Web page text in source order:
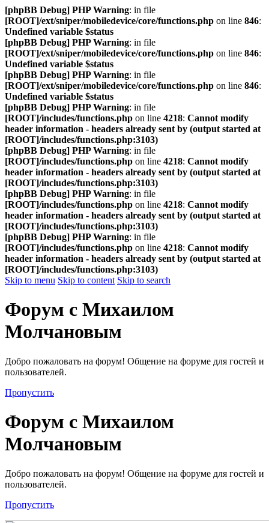
[phpBB Debug] PHP Warning: in file
[ROOT]/ext/sniper/mobiledevice/core/functions.php on line 846:
Undefined variable $status
[phpBB Debug] PHP Warning: in file
[ROOT]/ext/sniper/mobiledevice/core/functions.php on line 846:
Undefined variable $status
[phpBB Debug] PHP Warning: in file
[ROOT]/ext/sniper/mobiledevice/core/functions.php on line 846:
Undefined variable $status
[phpBB Debug] PHP Warning: in file
[ROOT]/includes/functions.php on line 4218: Cannot modify
header information - headers already sent by (output started at
[ROOT]/includes/functions.php:3103)
[phpBB Debug] PHP Warning: in file
[ROOT]/includes/functions.php on line 4218: Cannot modify
header information - headers already sent by (output started at
[ROOT]/includes/functions.php:3103)
[phpBB Debug] PHP Warning: in file
[ROOT]/includes/functions.php on line 4218: Cannot modify
header information - headers already sent by (output started at
[ROOT]/includes/functions.php:3103)
[phpBB Debug] PHP Warning: in file
[ROOT]/includes/functions.php on line 4218: Cannot modify
header information - headers already sent by (output started at
[ROOT]/includes/functions.php:3103)
Skip to menu Skip to content Skip to search
Форум с Михаилом
Молчановым
Добро пожаловать на форум! Общение на форуме для гостей и
пользователей.
Пропустить
Форум с Михаилом
Молчановым
Добро пожаловать на форум! Общение на форуме для гостей и
пользователей.
Пропустить